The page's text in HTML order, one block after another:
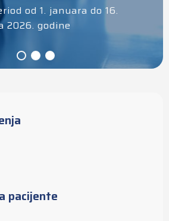
od 1. januara do 16.
2026. godine
pacijente